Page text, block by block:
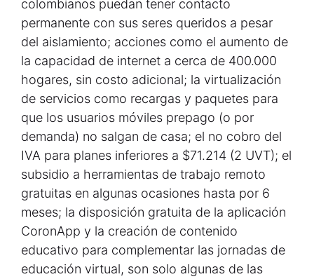
colombianos puedan tener contacto
permanente con sus seres queridos a pesar
del aislamiento; acciones como el aumento de
la capacidad de internet a cerca de 400.000
hogares, sin costo adicional; la virtualización
de servicios como recargas y paquetes para
que los usuarios móviles prepago (o por
demanda) no salgan de casa; el no cobro del
IVA para planes inferiores a $71.214 (2 UVT); el
subsidio a herramientas de trabajo remoto
gratuitas en algunas ocasiones hasta por 6
meses; la disposición gratuita de la aplicación
CoronApp y la creación de contenido
educativo para complementar las jornadas de
educación virtual, son solo algunas de las